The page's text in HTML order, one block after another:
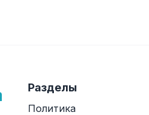
Разделы
Политика